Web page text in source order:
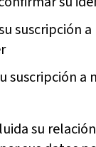
suscripción
suscripción
su